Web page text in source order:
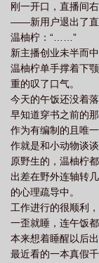
刚一开口，直播间
——新用户退出了直
温柚柠：“……”
新主播创业未半而中
温柚柠单手撑着下
重的叹了口气。
今天的午饭还没着落
早知道穿书之前的
作为有编制的且唯
作就是和小动物谈
原野生的，温柚柠都
出差在野外连轴转
的心理疏导中。
工作进行的很顺利
一歪就睡，连午饭都
本来想着睡醒以后
最近看的一本真假